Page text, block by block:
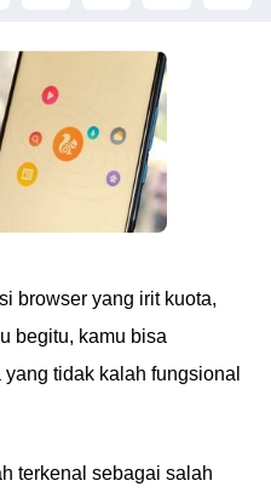
browser yang irit kuota,
begitu, kamu bisa
tidak kalah fungsional
terkenal sebagai salah